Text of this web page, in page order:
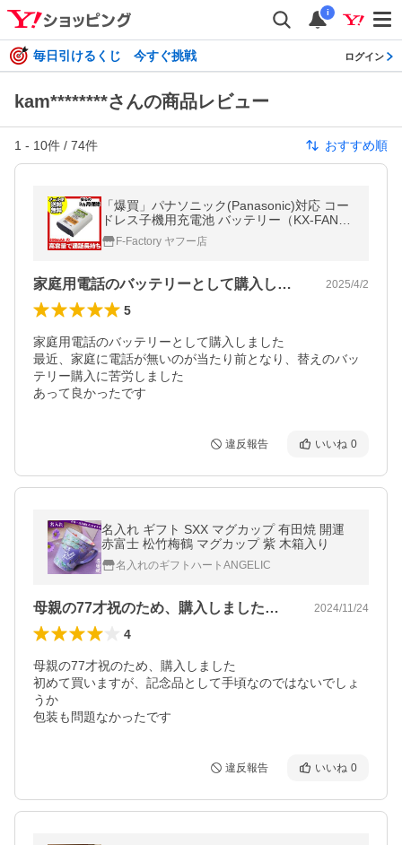
i
毎日引けるくじ 今すぐ挑戦 ログイン
kam********さんの商品レビュー
1 - 10件 / 74件 おすすめ順
「爆買」パナソニック(Panasonic)対応 コー
ドレス子機用充電池 バッテリー（KX-FAN5
1/HHR-T407対応互換電池）（R）FMB-TL0
8
F-Factory ヤフー店
家庭用電話のバッテリーとして購入しまし… 2025/4/2
5
家庭用電話のバッテリーとして購入しました
最近、家庭に電話が無いのが当たり前となり、替えのバッ
テリー購入に苦労しました
あって良かったです
違反報告 いいね 0
名入れ ギフト SXX マグカップ 有田焼 開運
赤富士 松竹梅鶴 マグカップ 紫 木箱入り
名入れのギフトハートANGELIC
母親の77才祝のため、購入しました初め… 2024/11/24
4
母親の77才祝のため、購入しました
初めて買いますが、記念品として手頃なのではないでしょ
うか
包装も問題なかったです
違反報告 いいね 0